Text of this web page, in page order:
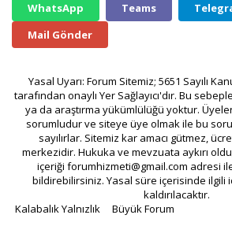
WhatsApp Teams
Mail Gönder
Yasal Uyarı: Forum Sitemiz; 5651 Sayılı
tarafından onaylı Yer Sağlayıcı'dır. Bu
ya da araştırma yükümlülüğü yoktur.
sorumludur ve siteye üye olmak ile bu
sayılırlar. Sitemiz kar amacı gütmez,
merkezidir. Hukuka ve mevzuata aykırı
içeriği forumhizmeti@gmail.com adresi
bildirebilirsiniz. Yasal süre içerisinde ilgili
kaldırılacaktır.
Kalabalık Yalnızlık
Büyük Forum